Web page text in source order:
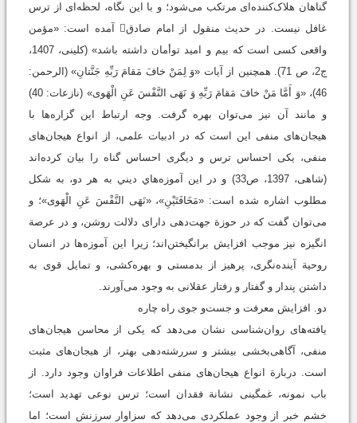
گناهان هلاک‌کننده‌ای مرتکب می‌شود؛ و با این نگاه، لحظه‌ای از ترس
غافل نیست. در حدیث منقول از امام صادق آمده است: «مؤمن
واقعی کسی است که بیم و امید توأمان داشته باشد» (کلینی، 1407،
ج2، ص 71). همچنين از آیات «وَ لِمَنْ خافَ مَقامَ رَبِّهِ جَنَّتانِ» (الرحمن:
46)، «وَ أَمَّا مَنْ خافَ مَقامَ رَبِّهِ وَ نَهَى النَّفْسَ عَنِ الْهَوى» (نازعات: 40)
و مانند آن نیز می‌توان بهره گرفت. وجه ارتباط این گزاره‌ها با
هیجان‌های منفی این است که در ادبیات علمی، از انواع هیجان‌های
منفی، یکی احساس ترس و دیگری احساس گناه را بیان کرده‌اند
(شاهی، 1397، ص33) و در این آموزه‌هاي ديني به هر دو، به شکل
مطلوب اشاره شده است: «مَخَافَتَيْنِ»، «نَهَى النَّفْسَ عَنِ الْهَوى»؛ و
می‌توان گفت که در حوزة جهت‌دهی دارای دلالت روشن، و در عرصة
انگیزه نیز موجب افزایش برانگیختن‌اند؛ زیرا این آموزه‌ها در انسان
روحیة آینده‌نگری، پرهیز از بدمستی و بهره‌کشی، و تمایل قوی به
داشتن پندار و گفتار و رفتار عقلانی به وجود می‌آورند.
دو. افزایش معرفت و جست‌و جوی راه چاره
یافته‌های روان‌شناسی نشان می‌دهد که یکی از محاسن هیجان‌های
منفی، آگاهی‌بخشی بیشتر و سررشته‌دهی بهتر، از هیجان‌های مثبت
است. دربارة انواع هیجان‌های منفی اطلاعات فراوان وجود دارد. از
باب نمونه، غمگینی نشانة فقدان است؛ ترس نوعی تهدید است؛
خشم خبر از وجود عملکردی می‌دهد که سزاوار سرزنش است؛ اما